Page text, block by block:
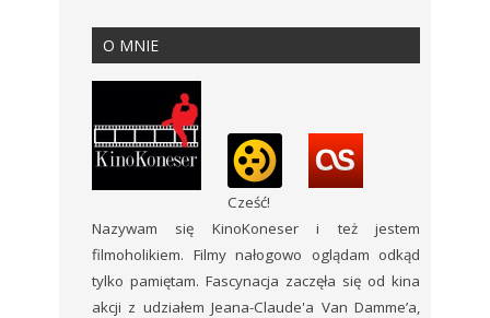
O MNIE
Cześć!
Nazywam się KinoKoneser i też jestem
filmoholikiem. Filmy nałogowo oglądam odkąd
tylko pamiętam. Fascynacja zaczęła się od kina
akcji z udziałem Jeana-Claude'a Van Damme’a,